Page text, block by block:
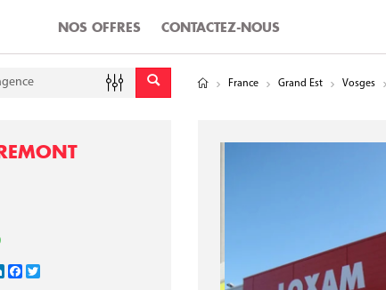
NOS OFFRES CONTACTEZ-NOUS
Latitude
Longitude
France Grand Est Vosges
LinkedInFacebook